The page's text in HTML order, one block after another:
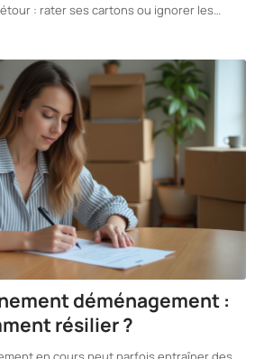
: rater ses cartons ou ignorer les…
déménagement :
résilier ?